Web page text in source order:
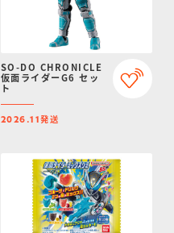
SO-DO CHRONICLE
仮面ライダーG6 セッ
ト
2026.11発送